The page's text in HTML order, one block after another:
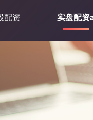
配资 实盘配资